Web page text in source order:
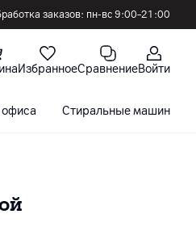
заказов: пн-вс 9:00–21:00
ИзбранноеСравнениеВойти
офиса Стиральные машины